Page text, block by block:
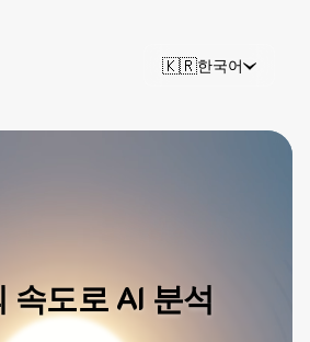
🇰🇷한국어
속도로 AI 분석